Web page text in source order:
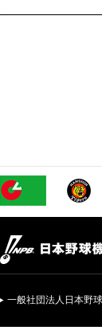
一般社団法人日本野